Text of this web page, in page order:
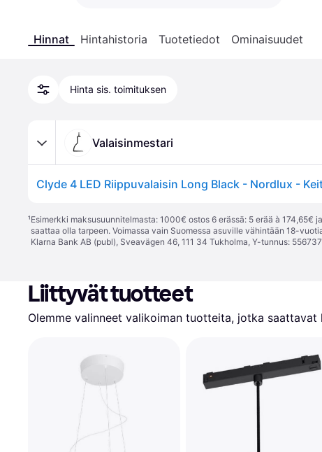
Hinnat Hintahistoria Tuotetiedot Ominaisuudet
Hinta sis. toimituksen
Valaisinmestari
¹Esimerkki maksusuunnitelmasta: 1000€ ostos 6 erässä: 5 erää à
saattaa olla tarpeen. Voimassa vain Suomessa asuville vähintään 18-
Klarna Bank AB (publ), Sveavägen 46, 111 34 Tukholma, Y-tunnus:
Liittyvät tuotteet
Olemme valinneet valikoiman tuotteita, jotka saattavat